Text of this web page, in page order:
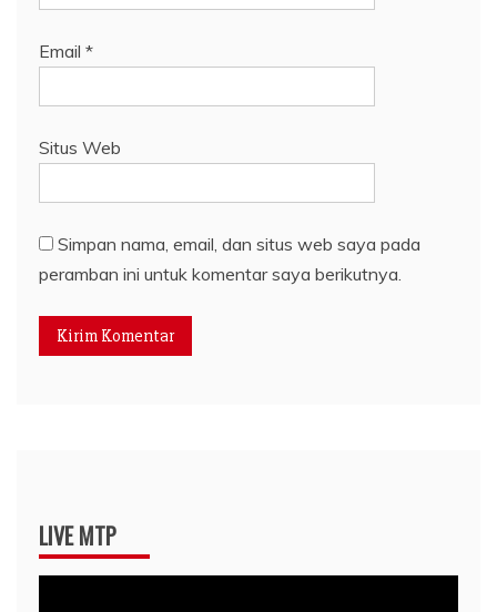
Email *
Situs Web
Simpan nama, email, dan situs web saya pada
peramban ini untuk komentar saya berikutnya.
LIVE MTP